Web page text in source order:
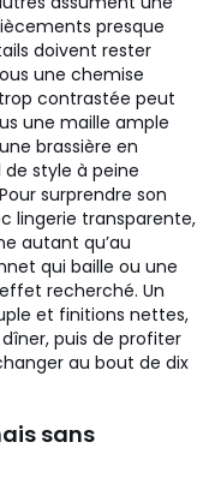
presque
doivent rester
une chemise
contrastée peut
une maille ample
brassière en
style à peine
Pour surprendre son
lingerie transparente,
autant qu’au
qui baille ou une
recherché. Un
et finitions nettes,
puis de profiter
au bout de dix
sans